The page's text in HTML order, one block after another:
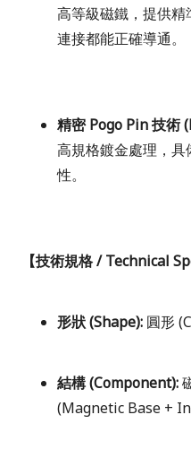
高等級磁鐵，提供
連接都能正確導通。
精密 Pogo Pin 技術
高規格鍍金處理，
性。
【技術規格 / Technical
形狀 (Shape): 圓形
結構 (Component):
(Magnetic Base +